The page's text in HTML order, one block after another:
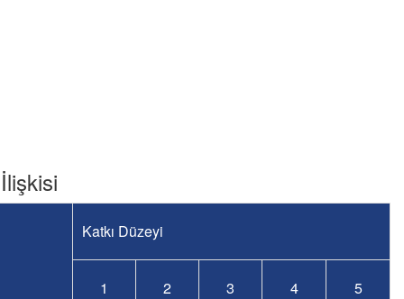
Katkı Düzeyi
1 2 3 4 5